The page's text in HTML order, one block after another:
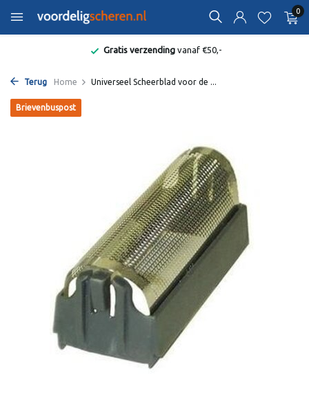
0
Gratis verzendingvanaf €50,-
Terug Home Universeel Scheerblad voor de ...
Brievenbuspost